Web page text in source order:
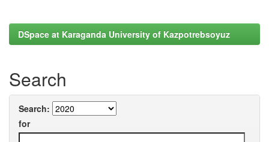
DSpace at Karaganda University of Kazpotrebsoyuz
Search
Search:
for